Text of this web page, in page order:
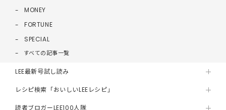
MONEY
FORTUNE
SPECIAL
すべての記事一覧
LEE最新号試し読み
レシピ検索「おいしいLEEレシピ」
読者ブロガーLEE100人隊